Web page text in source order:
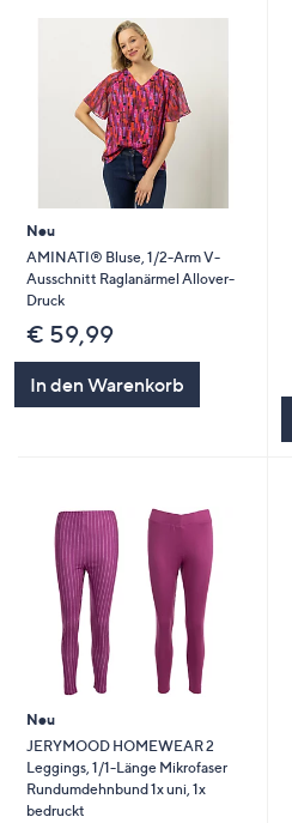
Neu
AMINATI® Bluse, 1/2-Arm V-
Ausschnitt Raglanärmel Allover-
Druck
€ 59,99
In den Warenkorb
Neu
JERYMOOD HOMEWEAR 2
Leggings, 1/1-Länge Mikrofaser
Rundumdehnbund 1x uni, 1x
bedruckt